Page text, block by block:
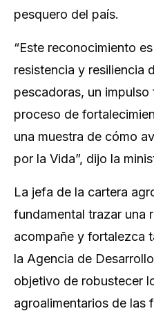
pesquero del país.
“Este reconocimiento
resistencia y resiliencia
pescadoras, un impulso
proceso de
una muestra de cómo
por la Vida”, dijo la
La jefa de la cartera
fundamental trazar una
acompañe y fortalezca
la Agencia de
objetivo de robustecer
agroalimentarios de las